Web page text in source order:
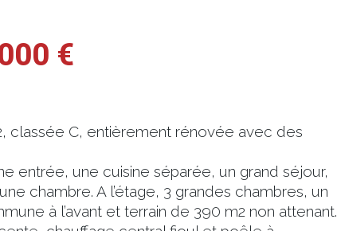
€
classée C, entièrement rénovée avec des
entrée, une cuisine séparée, un grand séjour,
chambre. A l’étage, 3 grandes chambres, un
à l’avant et terrain de 390 m2 non attenant.